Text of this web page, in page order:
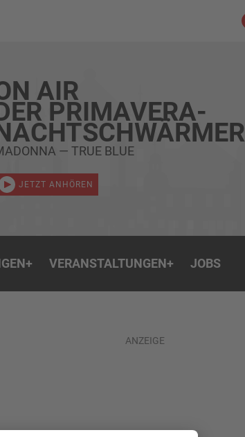
AIR
PRIMAVERA-
— TRUE BLUE
JETZT ANHÖREN
+ VERANSTALTUNGEN+ JOBS
ANZEIGE